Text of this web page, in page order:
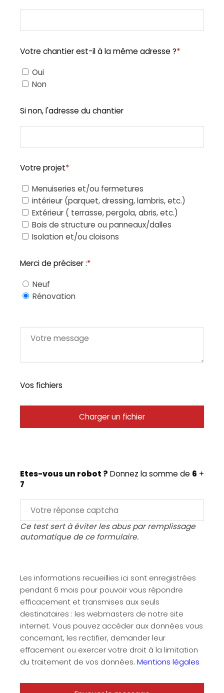
Votre chantier est-il à la même adresse ?*
Oui
Non
Si non, l'adresse du chantier
Votre projet*
Menuiseries et/ou fermetures
intérieur (parquet, dressing, lambris, etc.)
Extérieur ( terrasse, pergola, abris, etc.)
Bois de structure ou panneaux/dalles
Isolation et/ou cloisons
Merci de préciser :*
Neuf
Rénovation
Vos fichiers
Charger un fichier
Etes-vous un robot ? Donnez la somme de 6 +
7
Ce test sert à éviter les abus par remplissage
automatique de ce formulaire.
Les informations recueillies ici sont enregistrées
pendant 6 mois pour pouvoir vous répondre
efficacement et transmises aux seuls
destinataires : les webmasters de notre site
internet. Vous pouvez accéder aux données vous
concernant, les rectifier, demander leur
effacement ou exercer votre droit à la limitation
du traitement de vos données. Mentions légales